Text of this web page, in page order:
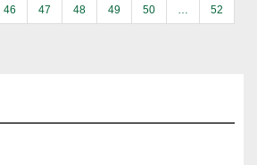
46 47 48 49 50 52